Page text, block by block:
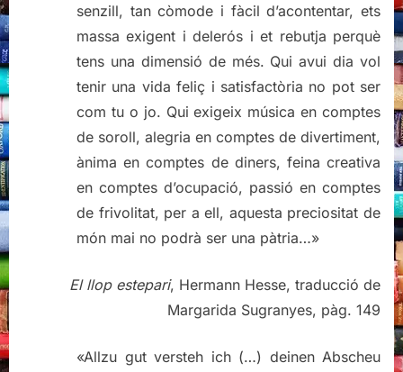
senzill, tan còmode i fàcil d’acontentar, ets
massa exigent i delerós i et rebutja perquè
tens una dimensió de més. Qui avui dia vol
tenir una vida feliç i satisfactòria no pot ser
com tu o jo. Qui exigeix música en comptes
de soroll, alegria en comptes de divertiment,
ànima en comptes de diners, feina creativa
en comptes d’ocupació, passió en comptes
de frivolitat, per a ell, aquesta preciositat de
món mai no podrà ser una pàtria…»
El llop estepari, Hermann Hesse, traducció de
Margarida Sugranyes, pàg. 149
«Allzu gut versteh ich (…) deinen Abscheu